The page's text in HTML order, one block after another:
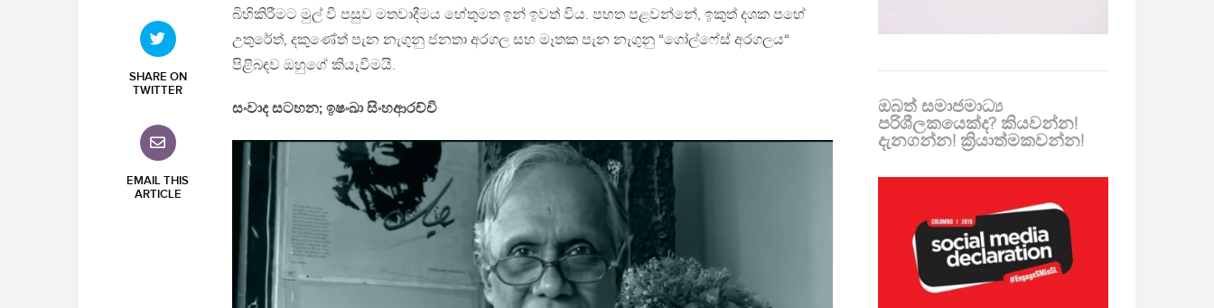
SHARE ON
TWITTER
EMAIL THIS
ARTICLE
බිහිකිරීමට මුල් වී පසුව මතවාදීමය හේතුමත ඉන් ඉවත් විය. පහත පළවන්නේ, ඉකුත් දශක පහේ
උතුරේත්, දකුණේත් පැන නැගුනු ජනතා අරගල සහ මෑතක පැන නැගුනු “ගෝල්ෆේස් අරගලය“
පිළිබඳව ඔහුගේ කියැවීමයි.
සංවාද සටහන; ඉෂංඛා සිංහආරච්චි
ඔබත් සමාජමාධ්‍ය
පරිශීලකයෙක්ද? කියවන්න!
දැනගන්න! ක්‍රියාත්මකවන්න!